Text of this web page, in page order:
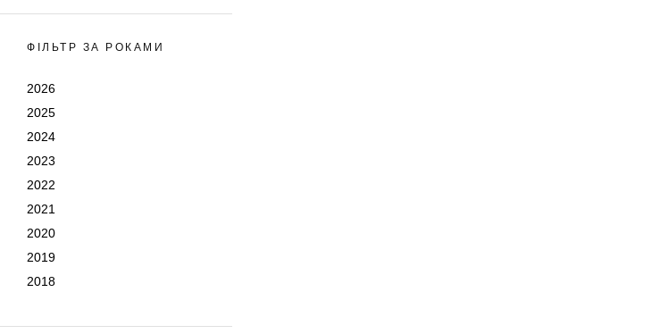
ФІЛЬТР ЗА РОКАМИ
2026
2025
2024
2023
2022
2021
2020
2019
2018